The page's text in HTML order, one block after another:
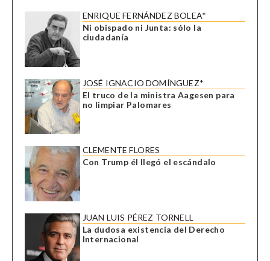
ENRIQUE FERNÁNDEZ BOLEA*
Ni obispado ni Junta: sólo la
ciudadanía
JOSÉ IGNACIO DOMÍNGUEZ*
El truco de la ministra Aagesen para
no limpiar Palomares
CLEMENTE FLORES
Con Trump él llegó el escándalo
JUAN LUIS PÉREZ TORNELL
La dudosa existencia del Derecho
Internacional